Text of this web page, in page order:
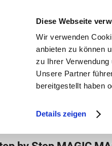
Diese Webseite
Wir verwenden
anbieten zu können
zu Ihrer
Unsere Partner
bereitgestellt haben
Details zeigen